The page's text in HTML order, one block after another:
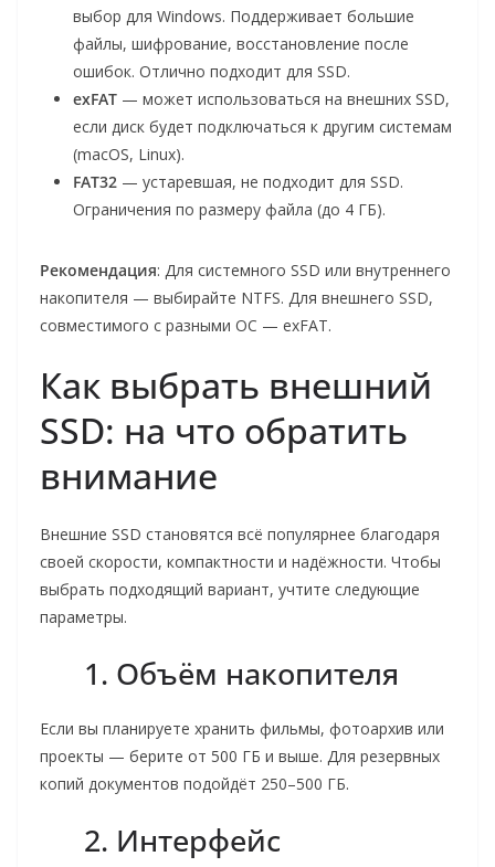
выбор для Windows. Поддерживает большие
файлы, шифрование, восстановление после
ошибок. Отлично подходит для SSD.
exFAT — может использоваться на внешних SSD,
если диск будет подключаться к другим системам
(macOS, Linux).
FAT32 — устаревшая, не подходит для SSD.
Ограничения по размеру файла (до 4 ГБ).
Рекомендация: Для системного SSD или внутреннего
накопителя — выбирайте NTFS. Для внешнего SSD,
совместимого с разными ОС — exFAT.
Как выбрать внешний
SSD: на что обратить
внимание
Внешние SSD становятся всё популярнее благодаря
своей скорости, компактности и надёжности. Чтобы
выбрать подходящий вариант, учтите следующие
параметры.
1. Объём накопителя
Если вы планируете хранить фильмы, фотоархив или
проекты — берите от 500 ГБ и выше. Для резервных
копий документов подойдёт 250–500 ГБ.
2. Интерфейс